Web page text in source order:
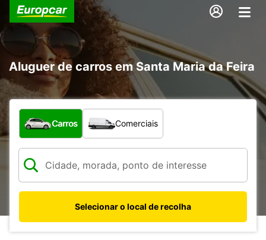
Aluguer de carros em Santa Maria da Feira
Que tipo de veículo pretende?
Carros Comerciais
Selecionar o local de recolha